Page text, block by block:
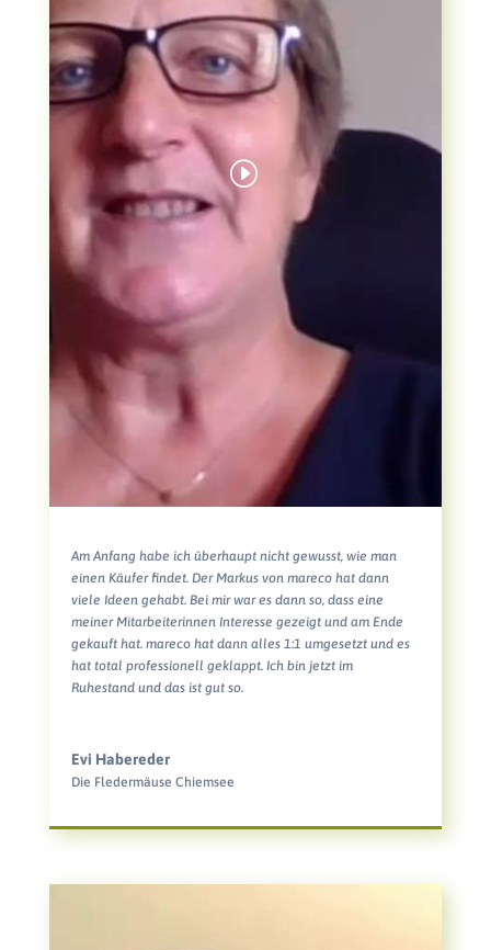
Am Anfang habe ich überhaupt nicht gewusst, wie man
einen Käufer findet. Der Markus von mareco hat dann
viele Ideen gehabt. Bei mir war es dann so, dass eine
meiner Mitarbeiterinnen Interesse gezeigt und am Ende
gekauft hat. mareco hat dann alles 1:1 umgesetzt und es
hat total professionell geklappt. Ich bin jetzt im
Ruhestand und das ist gut so.
Evi Habereder
Die Fledermäuse Chiemsee